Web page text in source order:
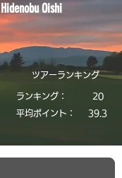
Hidenobu Oishi
​ツアーランキング
ランキング：
20
平均ポイント：
39.3